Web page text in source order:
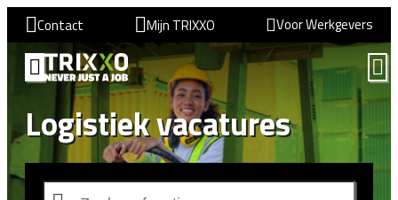
Contact Mijn TRIXXO Voor Werkgevers
Logistiek vacatures